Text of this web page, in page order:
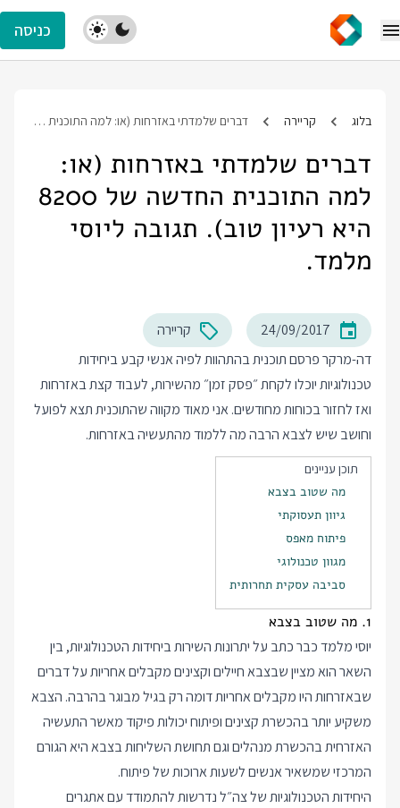
כניסה
בלוג קריירה דברים שלמדתי באזרחות (או: למה התוכנית החדשה של 8200 היא רעיון טוב). תגובה ליוסי מלמד.
דברים שלמדתי באזרחות (או:
למה התוכנית החדשה של 8200
היא רעיון טוב). תגובה ליוסי
מלמד.
24/09/2017
קריירה
דה-מרקר פרסם תוכנית בהתהוות לפיה אנשי קבע ביחידות
טכנולוגיות יוכלו לקחת ״פסק זמן״ מהשירות, לעבוד קצת באזרחות
ואז לחזור בכוחות מחודשים. אני מאוד מקווה שהתוכנית תצא לפועל
וחושב שיש לצבא הרבה מה ללמוד מהתעשיה באזרחות.
תוכן עניינים
מה שטוב בצבא
גיוון תעסוקתי
פיתוח מאפס
מגוון טכנולוגי
סביבה עסקית תחרותית
1. מה שטוב בצבא
יוסי מלמד כברכתב על יתרונות השירות ביחידות הטכנולוגיות, בין
השאר הוא מציין שבצבא חיילים וקצינים מקבלים אחריות על דברים
שבאזרחות היו מקבלים אחריות דומה רק בגיל מבוגר בהרבה. הצבא
משקיע יותר בהכשרת קצינים ופיתוח יכולות פיקוד מאשר התעשיה
האזרחית בהכשרת מנהלים וגם תחושת השליחות בצבא היא הגורם
המרכזי שמשאיר אנשים לשעות ארוכות של פיתוח.
היחידות הטכנולוגיות של צה״ל נדרשות להתמודד עם אתגרים